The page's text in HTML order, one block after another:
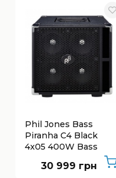
Phil Jones Bass
Piranha C4 Black
4x05 400W Bass
30 999 грн